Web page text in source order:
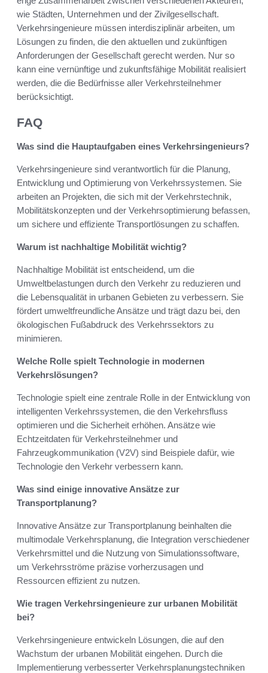
wie Städten, Unternehmen und der Zivilgesellschaft.
Verkehrsingenieure müssen interdisziplinär arbeiten, um
Lösungen zu finden, die den aktuellen und zukünftigen
Anforderungen der Gesellschaft gerecht werden. Nur so
kann eine vernünftige und zukunftsfähige Mobilität realisiert
werden, die die Bedürfnisse aller Verkehrsteilnehmer
berücksichtigt.
FAQ
Was sind die Hauptaufgaben eines Verkehrsingenieurs?
Verkehrsingenieure sind verantwortlich für die Planung,
Entwicklung und Optimierung von Verkehrssystemen. Sie
arbeiten an Projekten, die sich mit der Verkehrstechnik,
Mobilitätskonzepten und der Verkehrsoptimierung befassen,
um sichere und effiziente Transportlösungen zu schaffen.
Warum ist nachhaltige Mobilität wichtig?
Nachhaltige Mobilität ist entscheidend, um die
Umweltbelastungen durch den Verkehr zu reduzieren und
die Lebensqualität in urbanen Gebieten zu verbessern. Sie
fördert umweltfreundliche Ansätze und trägt dazu bei, den
ökologischen Fußabdruck des Verkehrssektors zu
minimieren.
Welche Rolle spielt Technologie in modernen
Verkehrslösungen?
Technologie spielt eine zentrale Rolle in der Entwicklung von
intelligenten Verkehrssystemen, die den Verkehrsfluss
optimieren und die Sicherheit erhöhen. Ansätze wie
Echtzeitdaten für Verkehrsteilnehmer und
Fahrzeugkommunikation (V2V) sind Beispiele dafür, wie
Technologie den Verkehr verbessern kann.
Was sind einige innovative Ansätze zur
Transportplanung?
Innovative Ansätze zur Transportplanung beinhalten die
multimodale Verkehrsplanung, die Integration verschiedener
Verkehrsmittel und die Nutzung von Simulationssoftware,
um Verkehrsströme präzise vorherzusagen und
Ressourcen effizient zu nutzen.
Wie tragen Verkehrsingenieure zur urbanen Mobilität
bei?
Verkehrsingenieure entwickeln Lösungen, die auf den
Wachstum der urbanen Mobilität eingehen. Durch die
Implementierung verbesserter Verkehrsplanungstechniken